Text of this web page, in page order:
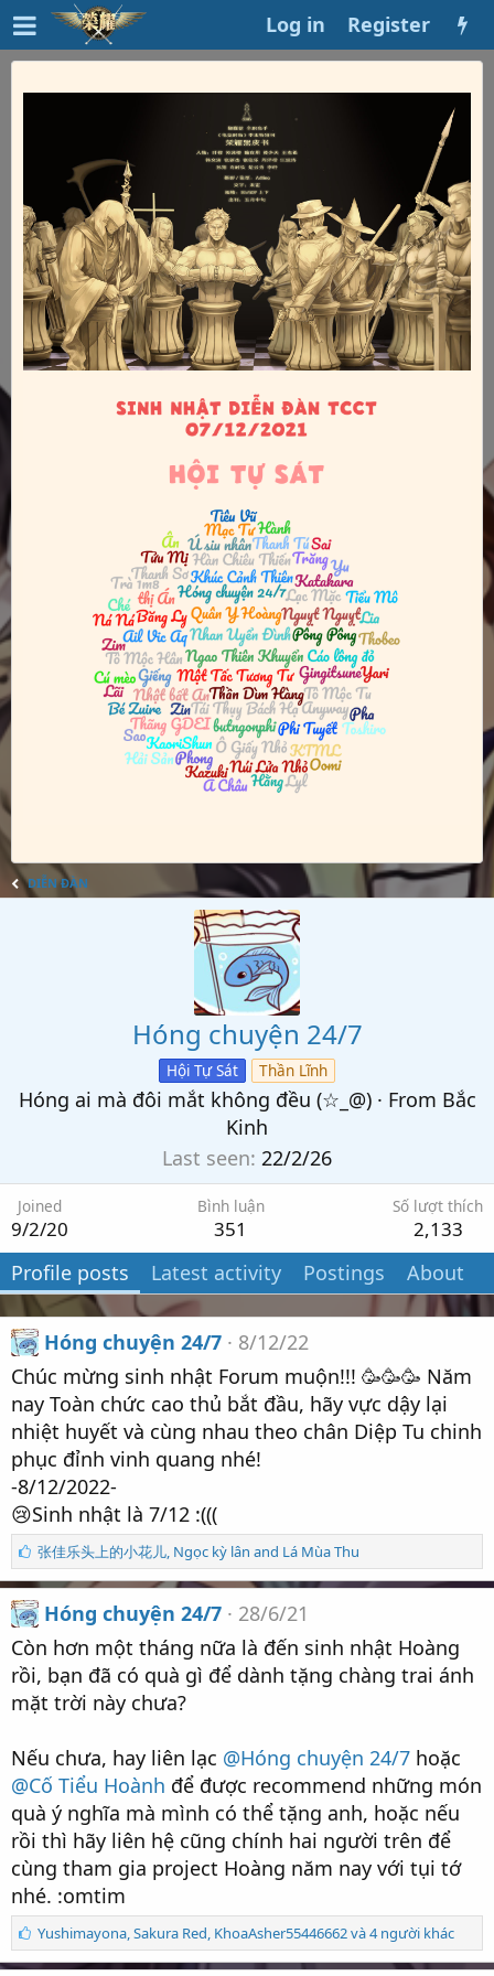
Log in Register
DIỄN ĐÀN
Hóng chuyện 24/7
Hội Tự Sát Thần Lĩnh
Hóng ai mà đôi mắt không đều (☆_@) · From Bắc
Kinh
Last seen 22/2/26
Joined
9/2/20
Bình luận
351
Số lượt thích
2,133
Profile posts Latest activity Postings About
Hóng chuyện 24/7
8/12/22
Chúc mừng sinh nhật Forum muộn!!! 🥳🥳🥳 Năm
nay Toàn chức cao thủ bắt đầu, hãy vực dậy lại
nhiệt huyết và cùng nhau theo chân Diệp Tu chinh
phục đỉnh vinh quang nhé!
-8/12/2022-
😢Sinh nhật là 7/12 :(((
S
ố
l
ư
ợ
t
h
í
h
:
张佳乐头上的小花儿, Ngọc kỳ lân and Lá Mùa Thu
Hóng chuyện 24/7
28/6/21
Còn hơn một tháng nữa là đến sinh nhật Hoàng
rồi, bạn đã có quà gì để dành tặng chàng trai ánh
mặt trời này chưa?
Nếu chưa, hay liên lạc @Hóng chuyện 24/7 hoặc
@Cố Tiểu Hoành để được recommend những món
quà ý nghĩa mà mình có thể tặng anh, hoặc nếu
rồi thì hãy liên hệ cũng chính hai người trên để
cùng tham gia project Hoàng năm nay với tụi tớ
nhé. :omtim
S
ố
l
Yushimayona,Sakura Red, KhoaAsher55446662 và 4 người khác